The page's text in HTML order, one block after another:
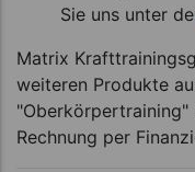
Sie uns unter
Matrix
weiteren Produkte
"Oberkörpertraining"
Rechnung per